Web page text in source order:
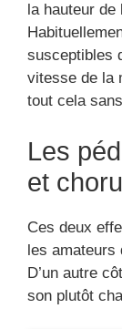
la hauteur de
susceptibles
vitesse de la
tout cela
Les
et
Ces deux
les amateurs
D’un autre
son plutôt